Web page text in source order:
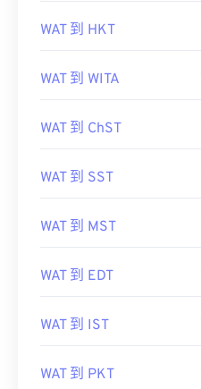
WAT 到 HKT
WAT 到 WITA
WAT 到 ChST
WAT 到 SST
WAT 到 MST
WAT 到 EDT
WAT 到 IST
WAT 到 PKT